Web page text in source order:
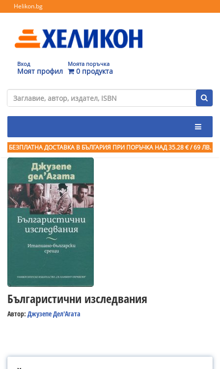
Helikon.bg
Вход
Моят профил
Моята поръчка
0 продукта
БЕЗПЛАТНА ДОСТАВКА В БЪЛГАРИЯ ПРИ ПОРЪЧКА НАД 35.28 € / 69 ЛВ.
Българистични изследвания
Автор: Джузепе Дел'Агата